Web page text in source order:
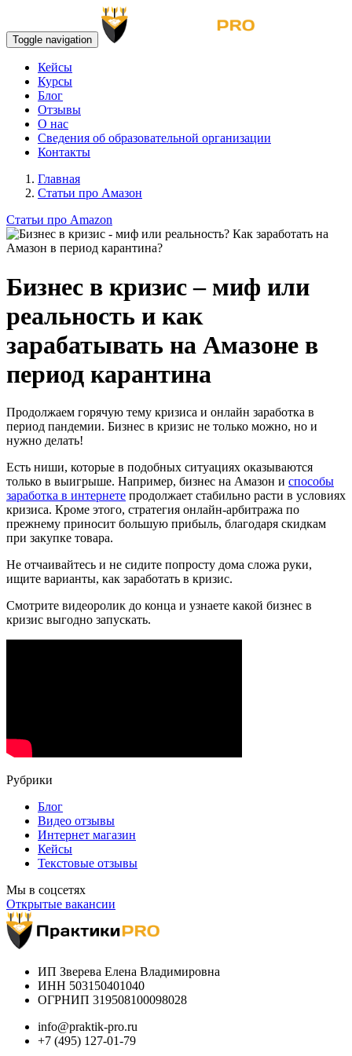
Toggle navigation
Кейсы
Курсы
Блог
Отзывы
О нас
Сведения об образовательной организации
Контакты
Главная
Статьи про Амазон
Статьи про Amazon
Бизнес в кризис – миф или
реальность и как
зарабатывать на Амазоне в
период карантина
Продолжаем горячую тему кризиса и онлайн заработка в
период пандемии. Бизнес в кризис не только можно, но и
нужно делать!
Есть ниши, которые в подобных ситуациях оказываются
только в выигрыше. Например, бизнес на Амазон и способы
заработка в интернете продолжает стабильно расти в условиях
кризиса. Кроме этого, стратегия онлайн-арбитража по
прежнему приносит большую прибыль, благодаря скидкам
при закупке товара.
Не отчаивайтесь и не сидите попросту дома сложа руки,
ищите варианты, как заработать в кризис.
Смотрите видеоролик до конца и узнаете какой бизнес в
кризис выгодно запускать.
Рубрики
Блог
Видео отзывы
Интернет магазин
Кейсы
Текстовые отзывы
Мы в соцсетях
Открытые вакансии
ИП Зверева Елена Владимировна
ИНН 503150401040
ОГРНИП 319508100098028
info@praktik-pro.ru
+7 (495) 127-01-79